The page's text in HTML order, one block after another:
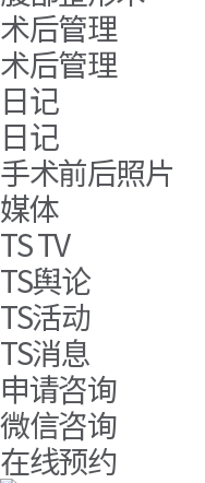
术后管理
术后管理
日记
日记
手术前后照片
媒体
TS TV
TS舆论
TS活动
TS消息
申请咨询
微信咨询
在线预约